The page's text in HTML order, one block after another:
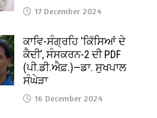
17 December 2024
ਕਾਵਿ-ਸੰਗ੍ਰਹਿ ‘ਕਿੱਸਿਆਂ ਦੇ
ਕੈਦੀ’, ਸੰਸਕਰਨ-2 ਦੀ PDF
(ਪੀ.ਡੀ.ਐਫ਼.)—ਡਾ. ਸੁਖਪਾਲ
ਸੰਘੇੜਾ
16 December 2024